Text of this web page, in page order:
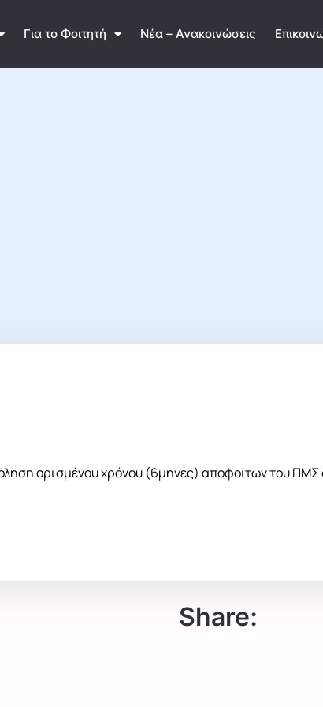
Για το Φοιτητή Νέα – Ανακοινώσεις
ορισμένου χρόνου (6μηνες) αποφοίτων του ΠΜΣ
Share: